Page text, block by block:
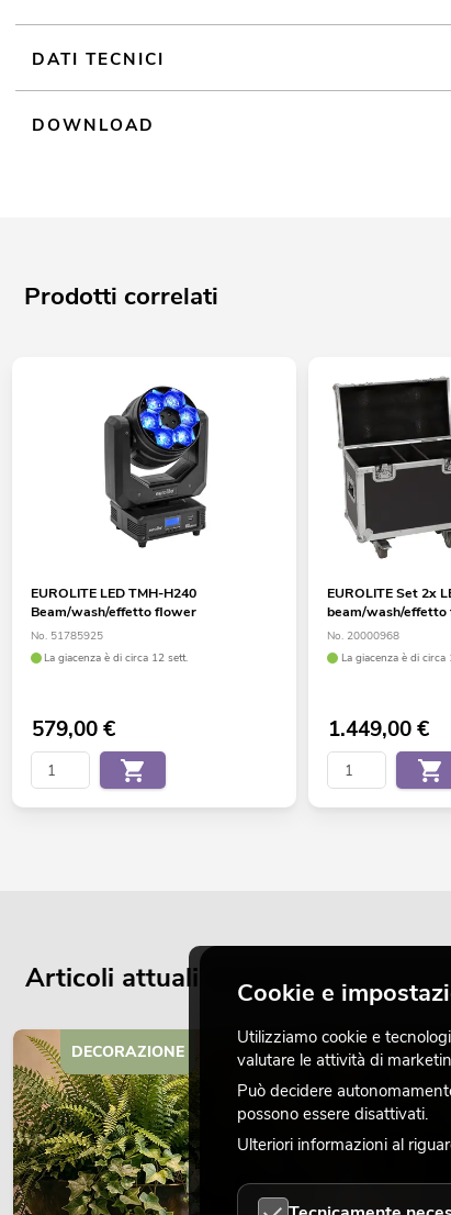
DATI TECNICI
DOWNLOAD
Prodotti correlati
EUROLITE LED TMH-H240
Beam/wash/effetto flower
No. 51785925
La giacenza è di circa 12 sett.
579,00€
EUROLITE Set 2x
beam/wash/effetto
No. 20000968
La giacenza è di circa
1.449,00€
Articoli attuali del blog
DECORAZIONE
Cookie e
Utilizziamo cookie e
valutare le attività di
Può decidere
possono essere disattivati.
Ulteriori informazioni al